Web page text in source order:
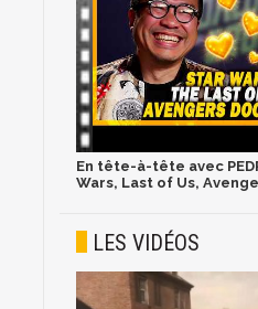
En tête-à-tête avec
Wars, Last of Us,
LES VIDÉOS